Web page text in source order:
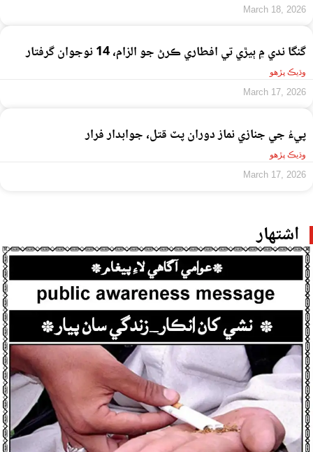
March 18, 2026
گنگا ندي ۾ ٻيڙي تي افطاري ڪرڻ جو الزام، 14 نوجوان گرفتار
وڌيڪ پڙهو
March 17, 2026
پيءُ جي جنازي نماز دوران پٽ قتل، جوابدار فرار
وڌيڪ پڙهو
March 17, 2026
اشتهار